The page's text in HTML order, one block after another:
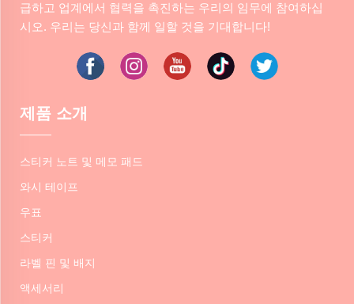
급하고 업계에서 협력을 촉진하는 우리의 임무에 참여하십
시오. 우리는 당신과 함께 일할 것을 기대합니다!
제품 소개
스티커 노트 및 메모 패드
와시 테이프
우표
스티커
라벨 핀 및 배지
액세서리